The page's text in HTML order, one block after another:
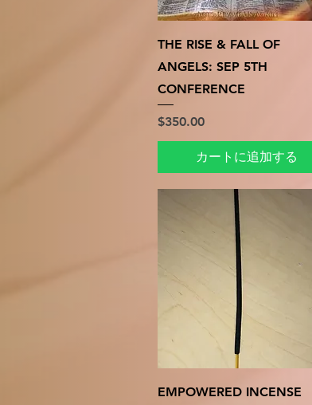
クイックビュー
THE RISE & FALL OF
ANGELS: SEP 5TH
CONFERENCE
価格
$350.00
カートに追加する
クイックビュー
EMPOWERED INCENSE